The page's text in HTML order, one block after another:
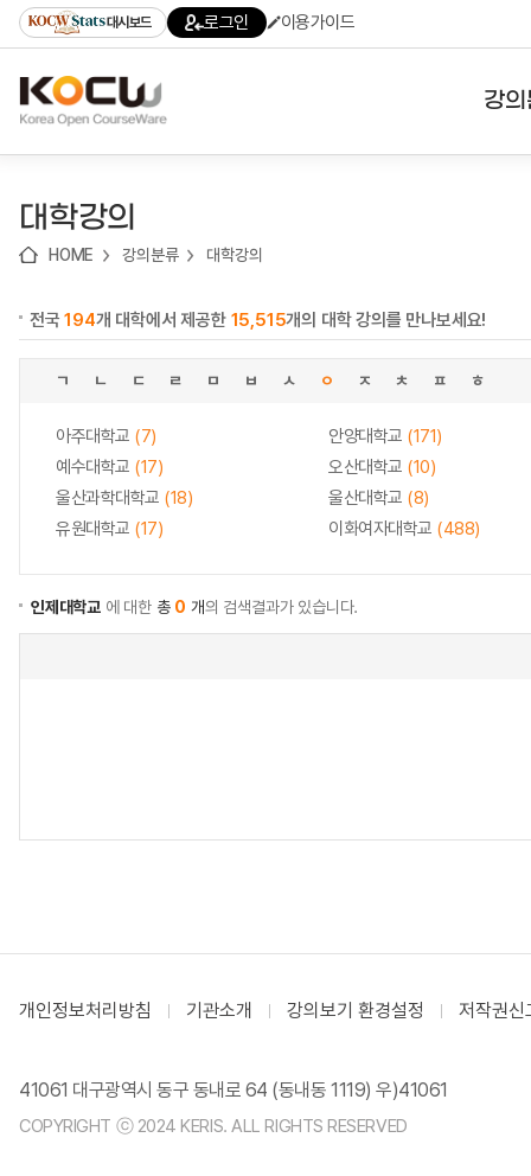
기
기
기
content)
가
대시보드 로그인 이용가이드
강
대학강의
HOME 강의분류 대학강의
전국194개 대학에서 제공한 15,515개의 대학 강의를 만나보세요!
ㄱ ㄴ ㄷ ㄹ ㅁ ㅂ ㅅ ㅇ ㅈ ㅊ ㅍ ㅎ
아주대학교 (7) 안양대학교 (171)
예수대학교 (17) 오산대학교 (10)
울산과학대학교 (18) 울산대학교 (8)
유원대학교 (17) 이화여자대학교 (488)
인제대학교 에 대한 총 0 개의 검색결과가 있습니다.
개인정보처리방침 기관소개 강의보기 환경설정 저작권신
41061 대구광역시 동구 동내로 64 (동내동 1119) 우)41061
COPYRIGHT ⓒ 2024 KERIS. ALL RIGHTS RESERVED